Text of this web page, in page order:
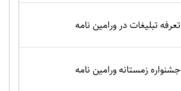
تعرفه تبلیغات در ورامین نامه
جشنواره زمستانه ورامین نامه